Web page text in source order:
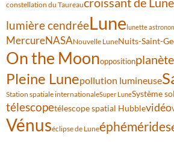
constellation du Taureau
lumière cendréeLunelunette
MercureNASANouvelle LuneNuits-Saint-
On the Moonoppositionplanète
Pleine Lunepollution lumineuse
Station spatiale internationaleSuper LuneSystème
télescopetélescope spatial Hubblevidéo
Vénuséclipse de Luneéphémérides